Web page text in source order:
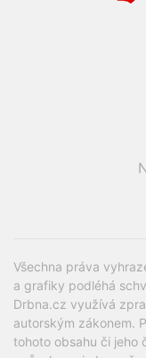
Všechna práva
a grafiky podléhá
Drbna.cz využívá
autorským zákonem.
tohoto obsahu či jeho